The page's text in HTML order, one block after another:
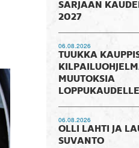
SARJAAN
2027
06.08.2026
TUUKKA
MUUTOKSIA
LOPPUKAUDELLE
06.08.2026
OLLI LAHTI JA
SUVANTO